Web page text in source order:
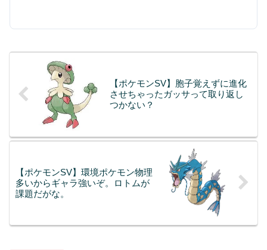
【ポケモンSV】胞子覚えずに進化
させちゃったガッサって取り返し
つかない？
【ポケモンSV】環境ポケモン物理
多いからギャラ強いぞ。ロトムが
課題だがな。